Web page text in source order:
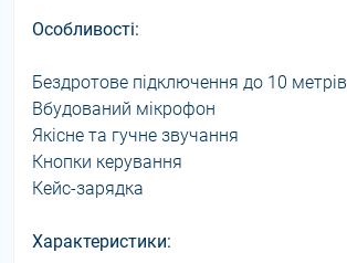
Особливості:
Бездротове підключення до 10 метрів
Вбудований мікрофон
Якісне та гучне звучання
Кнопки керування
Кейс-зарядка
Характеристики: